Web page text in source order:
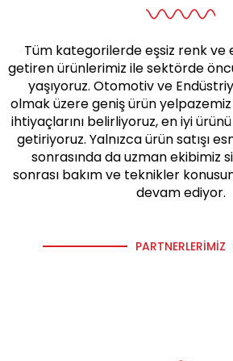
Tüm kategorilerde eşsiz renk
getiren ürünlerimiz ile sektörde
yaşıyoruz. Otomotiv ve
olmak üzere geniş ürün
ihtiyaçlarını belirliyoruz, en iyi
getiriyoruz. Yalnızca ürün satışı
sonrasında da uzman ekibimiz
sonrası bakım ve teknikler
devam ediyor.
PARTNERLERIMIZ